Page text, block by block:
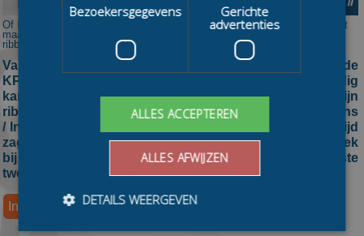
Of Ingmar Berga volgende week bij de cupfinale actief is weet hij nog niet
maar de laatste twee wedstrijden in Luleå laat hij sowieso lopen na een
ribbreuk. (bron: Schaatspeloton.nl)
Vanochtend zal Ingmar Berga niet vertrekken in de vijfde
KPN Grand Prix-wedstrijd. De 35-jarige meervoudig
kampioen brak donderdag op het Zweedse natuurijs zijn
rib bij een val. Zo laat de rijder van Okay Fashion & Jeans
/ Interfarms, die ploeggenoot Crispijn Ariëns de wedstrijd
zag winnen, via Instagram weten. Of Berga volgende week
bij de cupfinale actief is weet hij nog niet maar de laatste
twee wedstrijden in Luleå laat hij sowieso lopen.
Ingmar Berga Blessure Rib
Bezoekersgegevens
Gerichte
advertenties
ALLES ACCEPTEREN
ALLES AFWIJZEN
DETAILS WEERGEVEN